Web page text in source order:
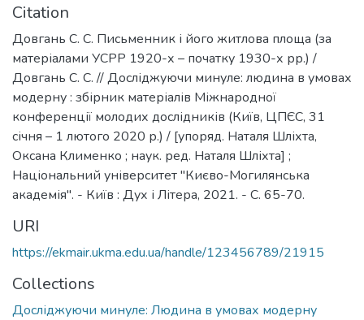
Citation
Довгань С. С. Письменник і його житлова площа (за
матеріалами УСРР 1920-х – початку 1930-х рр.) /
Довгань С. С. // Досліджуючи минуле: людина в умовах
модерну : збірник матеріалів Міжнародної
конференції молодих дослідників (Київ, ЦПЄС, 31
січня – 1 лютого 2020 р.) / [упоряд. Наталя Шліхта,
Оксана Клименко ; наук. ред. Наталя Шліхта] ;
Національний університет "Києво-Могилянська
академія". - Київ : Дух і Літера, 2021. - С. 65-70.
URI
https://ekmair.ukma.edu.ua/handle/123456789/21915
Collections
Досліджуючи минуле: Людина в умовах модерну